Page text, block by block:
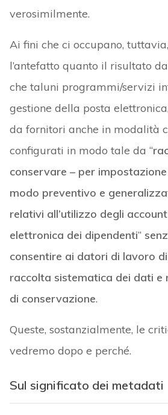
verosimilmente.
Ai fini che ci occupano,
l’antefatto quanto il risultato
che taluni programmi/servizi
gestione della posta
da fornitori anche in modalità
configurati in modo tale da “
conservare – per
modo preventivo e
relativi all’utilizzo degli
elettronica dei dipendenti”
consentire ai datori di lavoro
raccolta sistematica dei dati e
di conservazione.
Queste, sostanzialmente, le
vedremo dopo e perché.
Sul significato dei metadati